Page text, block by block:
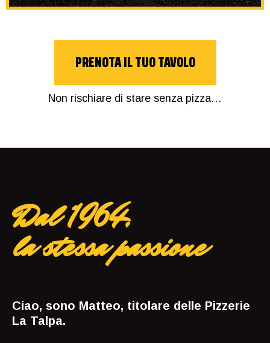
PRENOTA IL TUO TAVOLO
Non rischiare di stare senza pizza…
Dal 1964,
la stessa passione
Ciao, sono Matteo, titolare delle Pizzerie
La Talpa.